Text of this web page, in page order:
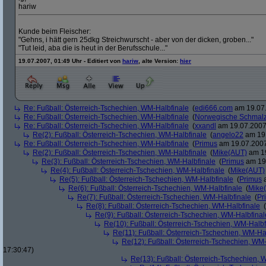
hariw
Kunde beim Fleischer:
"Gehns, i hätt gern 25dkg Streichwurscht - aber von der dicken, groben..."
"Tut leid, aba die is heut in der Berufsschule..."
19.07.2007, 01:49 Uhr - Editiert von hariw , alte Version: hier
Re: Fußball: Österreich-Tschechien, WM-Halbfinale (edi666.com am
Re: Fußball: Österreich-Tschechien, WM-Halbfinale (Norwegische
Re: Fußball: Österreich-Tschechien, WM-Halbfinale (xxandl am
Re(2): Fußball: Österreich-Tschechien, WM-Halbfinale (angelo22 am
Re: Fußball: Österreich-Tschechien, WM-Halbfinale (Primus am
Re(2): Fußball: Österreich-Tschechien, WM-Halbfinale (Mike(AUT) am
Re(3): Fußball: Österreich-Tschechien, WM-Halbfinale (Primus am
Re(4): Fußball: Österreich-Tschechien, WM-Halbfinale (Mike(AUT)
Re(5): Fußball: Österreich-Tschechien, WM-Halbfinale (Primus
Re(6): Fußball: Österreich-Tschechien, WM-Halbfinale (
Re(7): Fußball: Österreich-Tschechien, WM-Halbfinale (
Re(8): Fußball: Österreich-Tschechien, WM-Halbfinale (
Re(9): Fußball: Österreich-Tschechien, WM-
Re(10): Fußball: Österreich-Tschechien, WM-
Re(11): Fußball: Österreich-Tschechien, WM-
Re(12): Fußball: Österreich-Tschechien,
17:30:47)
Re(13): Fußball: Österreich-Tschechien,